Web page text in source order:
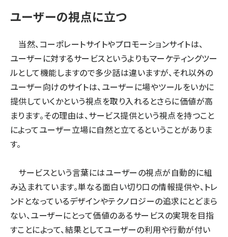
ユーザーの視点に立つ
当然、コーポレートサイトやプロモーションサイトは、
ユーザーに対するサービスというよりもマーケティングツー
ルとして機能しますので多少話は違いますが、それ以外の
ユーザー向けのサイトは、ユーザーに場やツールをいかに
提供していくかという視点を取り入れるとさらに価値が高
まります。その理由は、サービス提供という視点を持つこと
によってユーザー立場に自然と立てるということがありま
す。
サービスという言葉にはユーザーの視点が自動的に組
み込まれています。単なる面白い切り口の情報提供や、トレ
ンドとなっているデザインやテクノロジーの追求にとどまら
ない、ユーザーにとって価値のあるサービスの実現を目指
すことによって、結果としてユーザーの利用や行動が付い